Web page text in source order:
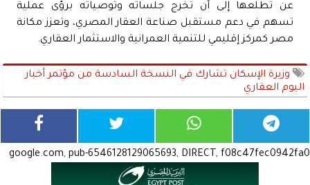
عن تطلعها إلى أن تخرج جلساته وتوصياته برؤى عملية
تسهم في دعم مستقبل صناعة العقار المصري، وتعزز مكانة
مصر كمركز إقليمي للتنمية العمرانية والاستثمار العقاري.
وزيرة الإسكان تشارك في النسخة السادسة من مؤتمر أخبار
اليوم العقاري
google.com, pub-6546128129065693, DIRECT, f08c47fec0942fa0